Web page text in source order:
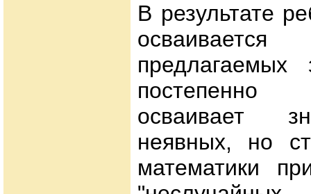
В результате
предлагаемых
осваивает
неявных, но
математики